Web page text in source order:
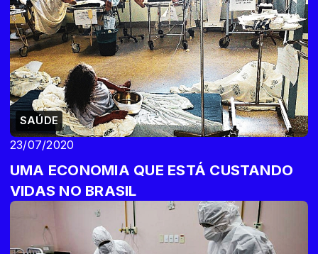
SAÚDE
23/07/2020
UMA ECONOMIA QUE ESTÁ CUSTANDO
VIDAS NO BRASIL